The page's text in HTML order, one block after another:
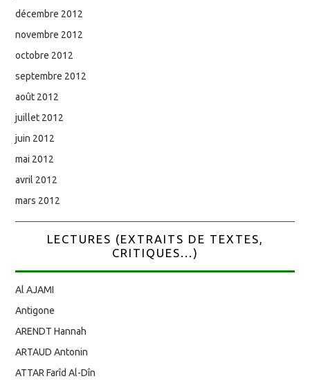
décembre 2012
novembre 2012
octobre 2012
septembre 2012
août 2012
juillet 2012
juin 2012
mai 2012
avril 2012
mars 2012
LECTURES (EXTRAITS DE TEXTES,
CRITIQUES...)
Al AJAMI
Antigone
ARENDT Hannah
ARTAUD Antonin
ATTAR Farîd Al-Dîn